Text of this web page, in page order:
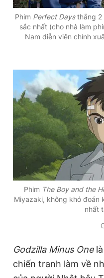
Phim Perfect Daysthắng 2
sắc nhất (cho nhà làm
Nam diễn viên chính
Phim The Boy and the
Miyazaki, không khó đoán
nhất
Godzilla Minus One
chiến tranh làm về